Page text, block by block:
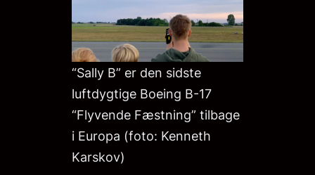
“Sally B” er den sidste
luftdygtige Boeing B-17
“Flyvende Fæstning” tilbage
i Europa (foto: Kenneth
Karskov)